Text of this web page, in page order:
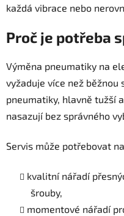
každá vibrace nebo
Proč je potřeba
Výměna pneumatiky na
vyžaduje více než běžnou
pneumatiky, hlavně tužší
nasazují bez správného
Servis může potřebovat
kvalitní nářadí
šrouby,
momentové nářadí